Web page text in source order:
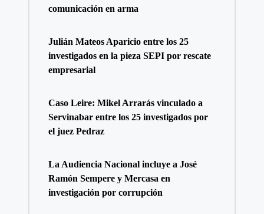
comunicación en arma
Julián Mateos Aparicio entre los 25
investigados en la pieza SEPI por rescate
empresarial
Caso Leire: Mikel Arrarás vinculado a
Servinabar entre los 25 investigados por
el juez Pedraz
La Audiencia Nacional incluye a José
Ramón Sempere y Mercasa en
investigación por corrupción